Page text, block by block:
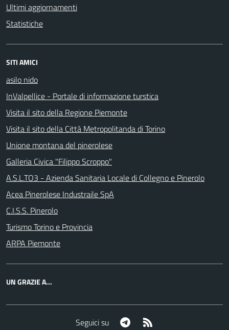
Ultimi aggiornamenti
Statistiche
SITI AMICI
asilo nido
InValpellice - Portale di informazione turstica
Visita il sito della Regione Piemonte
Visita il sito della Città Metropolitanda di Torino
Unione montana del pinerolese
Galleria Civica "Filippo Scroppo"
A.S.L.TO3 - Azienda Sanitaria Locale di Collegno e Pinerolo
Acea Pinerolese Industraile SpA
C.I.S.S. Pinerolo
Turismo Torino e Provincia
ARPA Piemonte
UN GRAZIE A...
Seguici su Telegram